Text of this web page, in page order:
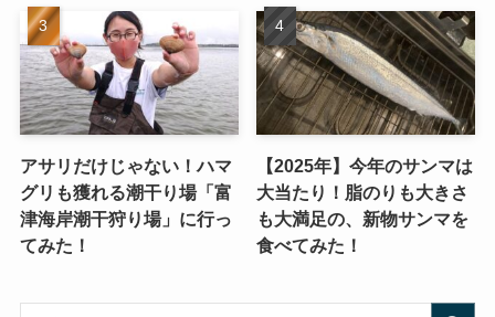
アサリだけじゃない！ハマ
グリも獲れる潮干り場「富
津海岸潮干狩り場」に行っ
てみた！
【2025年】今年のサンマは
大当たり！脂のりも大きさ
も大満足の、新物サンマを
食べてみた！